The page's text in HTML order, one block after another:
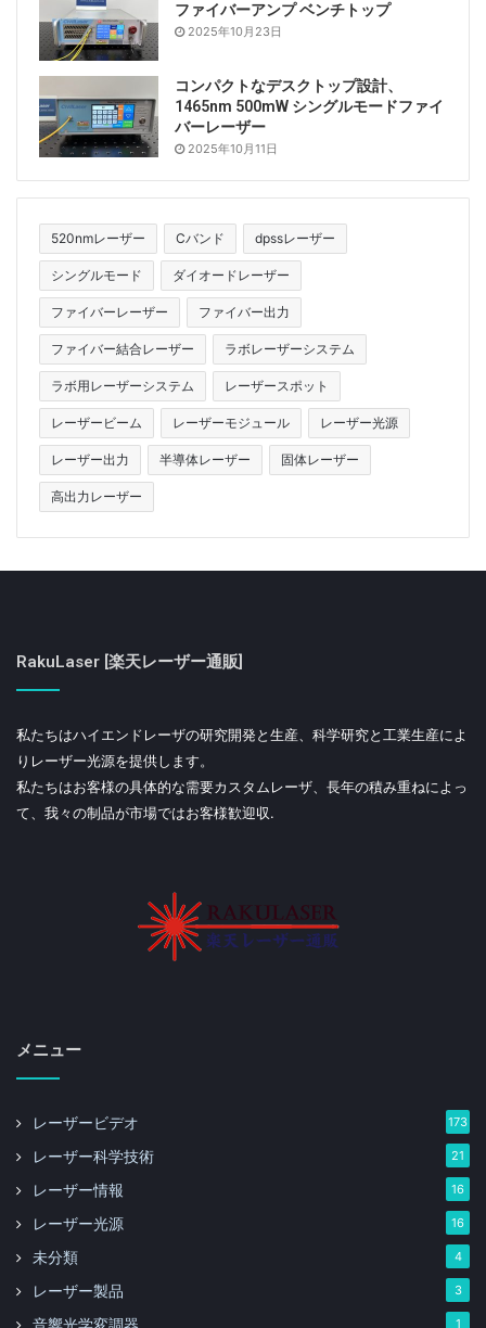
ファイバーアンプ ベンチトップ
2025年10月23日
コンパクトなデスクトップ設計、
1465nm 500mW シングルモードファイ
バーレーザー
2025年10月11日
520nmレーザー Cバンド dpssレーザー
シングルモード ダイオードレーザー
ファイバーレーザー ファイバー出力
ファイバー結合レーザー ラボレーザーシステム
ラボ用レーザーシステム レーザースポット
レーザービーム レーザーモジュール レーザー光源
レーザー出力 半導体レーザー 固体レーザー
高出力レーザー
RakuLaser [楽天レーザー通販]
私たちはハイエンドレーザの研究開発と生産、科学研究と工業生産によ
りレーザー光源を提供します。
私たちはお客様の具体的な需要カスタムレーザ、長年の積み重ねによっ
て、我々の制品が市場ではお客様歓迎収.
メニュー
レーザービデオ 173
レーザー科学技術 21
レーザー情報 16
レーザー光源 16
未分類 4
レーザー製品 3
1